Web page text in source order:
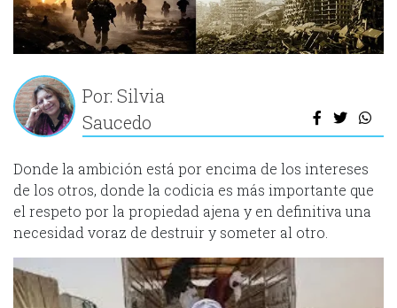
Por: Silvia
Saucedo
Donde la ambición está por encima de los intereses
de los otros, donde la codicia es más importante que
el respeto por la propiedad ajena y en definitiva una
necesidad voraz de destruir y someter al otro.